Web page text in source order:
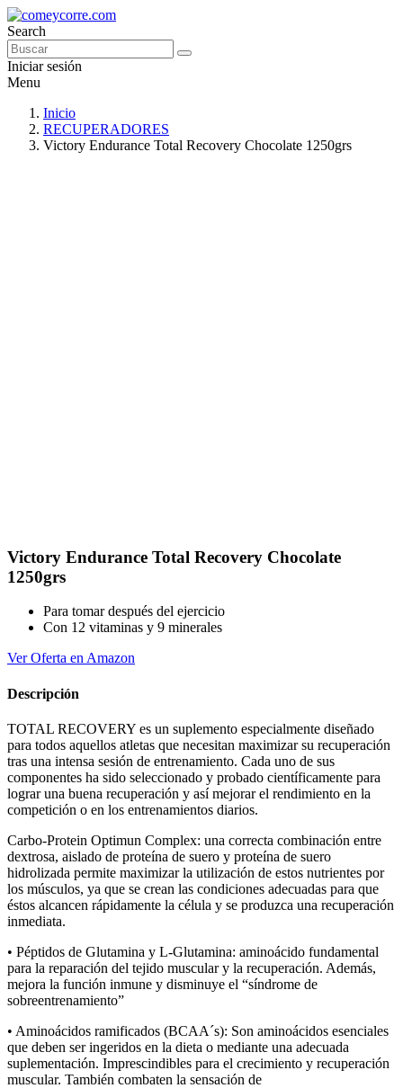
Search
Iniciar sesión
Menu
Inicio
RECUPERADORES
Victory Endurance Total Recovery Chocolate 1250grs
Victory Endurance Total Recovery Chocolate
1250grs
Para tomar después del ejercicio
Con 12 vitaminas y 9 minerales
Ver Oferta en Amazon
Descripción
TOTAL RECOVERY es un suplemento especialmente diseñado
para todos aquellos atletas que necesitan maximizar su recuperación
tras una intensa sesión de entrenamiento. Cada uno de sus
componentes ha sido seleccionado y probado científicamente para
lograr una buena recuperación y así mejorar el rendimiento en la
competición o en los entrenamientos diarios.
Carbo-Protein Optimun Complex: una correcta combinación entre
dextrosa, aislado de proteína de suero y proteína de suero
hidrolizada permite maximizar la utilización de estos nutrientes por
los músculos, ya que se crean las condiciones adecuadas para que
éstos alcancen rápidamente la célula y se produzca una recuperación
inmediata.
• Péptidos de Glutamina y L-Glutamina: aminoácido fundamental
para la reparación del tejido muscular y la recuperación. Además,
mejora la función inmune y disminuye el “síndrome de
sobreentrenamiento”
• Aminoácidos ramificados (BCAA´s): Son aminoácidos esenciales
que deben ser ingeridos en la dieta o mediante una adecuada
suplementación. Imprescindibles para el crecimiento y recuperación
muscular. También combaten la sensación de